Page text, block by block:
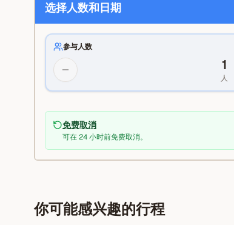
选择人数和日期
参与人数
1
人
免费取消
可在 24 小时前免费取消。
你可能感兴趣的行程